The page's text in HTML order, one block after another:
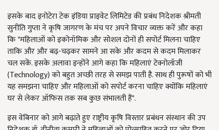
इसके बाद इनोटेरा टेक इंडिया प्राइवेट लिमिटेड की प्रबंध निदेशक श्रीमती
सुनीति गुप्ता ने कृषि जागरण के मंच पर अपने विचार व्यक्त करें और कहा
कि "महिलाओं को इकोनॉमिक और सोशल दोनों ही सपोर्ट मिलना चाहिए
ताकि और और बढ़-चढ़कर सामने आ सके और कदम से कदम मिलाकर
चल सकें. इसके अलावा इन्होंने आगे कहा कि महिलाएं टेक्नोलॉजी
(Technology) को बहुत अच्छी तरह से समझ पाती है. साथ ही पुरूषों को भी
यह समझना चाहिए और महिलाओं को सपोर्ट करना चाहिए क्योंकि महिलाएं
घर से लेकर ऑफिस तक सब कुछ संभालती हैं".
इस वेबिनार को आगे बढ़ाते हुए राष्ट्रीय कृषि विस्तार प्रबंधन संस्थान की उप